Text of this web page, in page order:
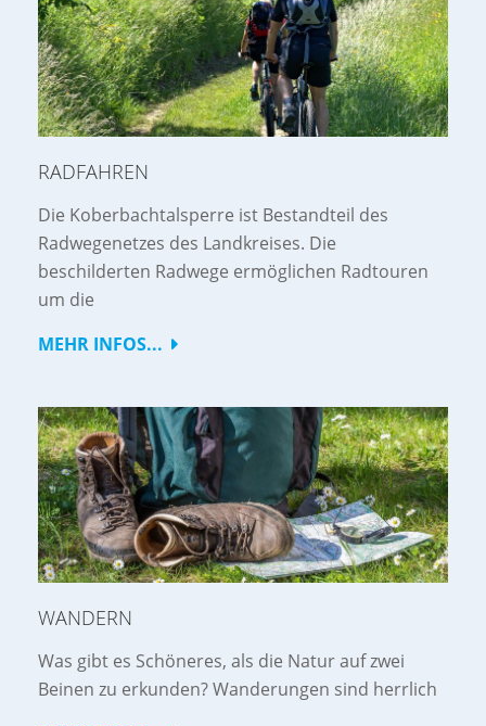
RADFAHREN
Die Koberbachtalsperre ist Bestandteil des
Radwegenetzes des Landkreises. Die
beschilderten Radwege ermöglichen Radtouren
um die
MEHR INFOS...
WANDERN
Was gibt es Schöneres, als die Natur auf zwei
Beinen zu erkunden? Wanderungen sind herrlich